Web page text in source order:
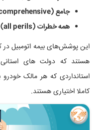
جامع (comprehensive)
همه خطرات (all perils)
این پوشش‌های بیمه اتومبیل در
هستند که دولت‌ های
استانداردی که هر مالک خودرو
کاملا اختیاری هستند.